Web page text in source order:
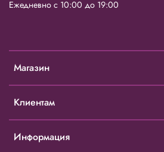
Магазин
Клиентам
Информация
Ежедневно с 10:00 до 19:00